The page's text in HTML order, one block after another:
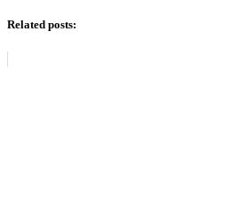
Related posts: